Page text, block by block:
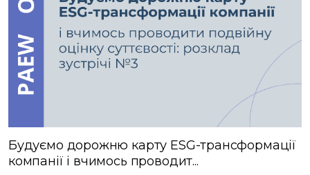
Будуємо дорожню карту ESG-трансформації
компанії і вчимось проводит...